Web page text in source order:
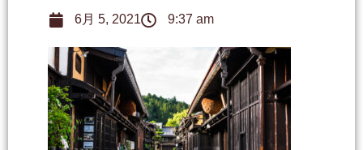
6月 5, 2021 9:37 am